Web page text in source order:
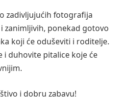
zadivljujućih fotografija
zanimljivih, ponekad gotovo
koji će oduševiti i roditelje.
i duhovite pitalice koje će
i dobru zabavu!